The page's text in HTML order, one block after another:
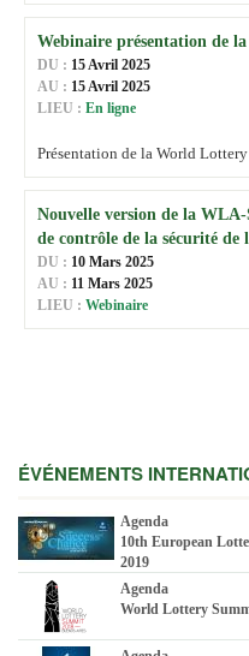
Webinaire présentation de
DU : 15 Avril 2025
AU : 15 Avril 2025
LIEU : En ligne
Présentation de la World
Nouvelle version de la
de contrôle de la sécurité de
DU : 10 Mars 2025
AU : 11 Mars 2025
LIEU : Webinaire
ÉVÉNEMENTS
Agenda
10th European
2019
Agenda
World Lottery